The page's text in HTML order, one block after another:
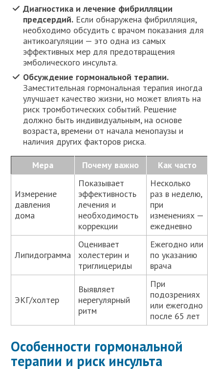
Диагностика и лечение фибрилляции
предсердий. Если обнаружена фибрилляция,
необходимо обсудить с врачом показания для
антикоагуляции — это одна из самых
эффективных мер для предотвращения
эмболического инсульта.
Обсуждение гормональной терапии.
Заместительная гормональная терапия иногда
улучшает качество жизни, но может влиять на
риск тромботических событий. Решение
должно быть индивидуальным, на основе
возраста, времени от начала менопаузы и
наличия других факторов риска.
Мера Почему важно Как часто
Измерение
давления
дома
Показывает
эффективность
лечения и
необходимость
коррекции
Несколько
раз в неделю,
при
изменениях —
ежедневно
Липидограмма
Оценивает
холестерин и
триглицериды
Ежегодно или
по указанию
врача
ЭКГ/холтер
Выявляет
нерегулярный
ритм
При
подозрениях
или ежегодно
после 65 лет
Особенности гормональной
терапии и риск инсульта